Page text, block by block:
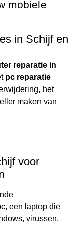
mobiele
in Schijf en
reparatie in
pc reparatie
het
maken van
voor
een laptop die
virussen,